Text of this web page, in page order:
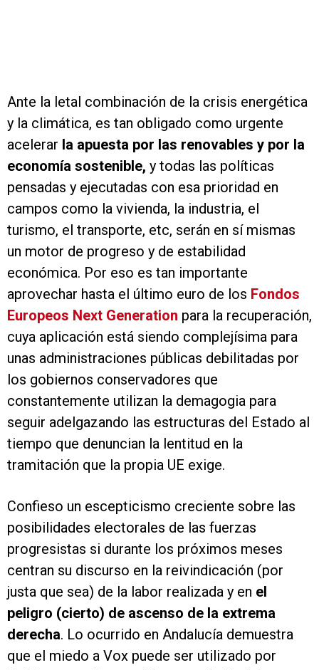
Ante la letal combinación de la crisis energética
y la climática, es tan obligado como urgente
acelerar la apuesta por las renovables y por la
economía sostenible, y todas las políticas
pensadas y ejecutadas con esa prioridad en
campos como la vivienda, la industria, el
turismo, el transporte, etc, serán en sí mismas
un motor de progreso y de estabilidad
económica. Por eso es tan importante
aprovechar hasta el último euro de los Fondos
Europeos Next Generation para la recuperación,
cuya aplicación está siendo complejísima para
unas administraciones públicas debilitadas por
los gobiernos conservadores que
constantemente utilizan la demagogia para
seguir adelgazando las estructuras del Estado al
tiempo que denuncian la lentitud en la
tramitación que la propia UE exige.
Confieso un escepticismo creciente sobre las
posibilidades electorales de las fuerzas
progresistas si durante los próximos meses
centran su discurso en la reivindicación (por
justa que sea) de la labor realizada y en el
peligro (cierto) de ascenso de la extrema
derecha. Lo ocurrido en Andalucía demuestra
que el miedo a Vox puede ser utilizado por